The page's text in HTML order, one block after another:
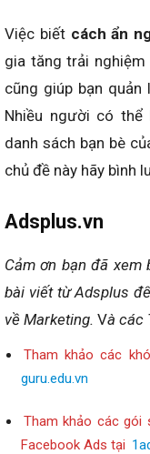
Việc biết cách ẩn
gia tăng trải nghiệm
cũng giúp bạn
Nhiều người có thể
danh sách bạn bè
chủ đề này hãy bình
Adsplus.vn
Cảm ơn bạn đã xem
bài viết từ Adsplus
về Marketing. Và các
Tham khảo các
guru.edu.vn
Tham khảo các gói
Facebook Ads tại